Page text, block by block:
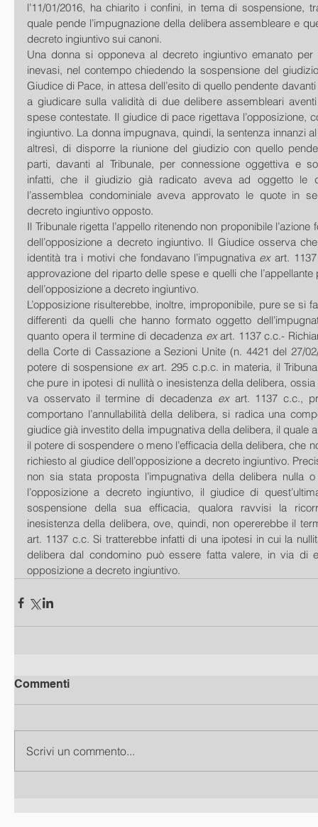
l’11/01/2016, ha chiarito i confini, in tema di sospensione,
quale pende l’impugnazione della delibera assembleare e
decreto ingiuntivo sui canoni.
Una donna si opponeva al decreto ingiuntivo emanato
inevasi, nel contempo chiedendo la sospensione del
Giudice di Pace, in attesa dell’esito di quello pendente
a giudicare sulla validità di due delibere assembleari
spese contestate. Il giudice di pace rigettava l’opposizione,
ingiuntivo. La donna impugnava, quindi, la sentenza innanzi
altresì, di disporre la riunione del giudizio con quello
parti, davanti al Tribunale, per connessione oggettiva e
infatti, che il giudizio già radicato aveva ad oggetto le
l’assemblea condominiale aveva approvato le quote in
decreto ingiuntivo opposto.
Il Tribunale rigetta l’appello ritenendo non proponibile
dell’opposizione a decreto ingiuntivo. Il Giudice osserva
identità tra i motivi che fondavano l’impugnativa ex art.
approvazione del riparto delle spese e quelli che
dell’opposizione a decreto ingiuntivo.
L’opposizione risulterebbe, inoltre, improponibile, pure se si
differenti da quelli che hanno formato oggetto
quanto opera il termine di decadenza ex art. 1137 c.c.-
della Corte di Cassazione a Sezioni Unite (n. 4421 del 27/
potere di sospensione ex art. 295 c.p.c. in materia, il
che pure in ipotesi di nullità o inesistenza della delibera,
va osservato il termine di decadenza ex art. 1137 c.c.,
comportano l’annullabilità della delibera, si radica una
giudice già investito della impugnativa della delibera, il quale
il potere di sospendere o meno l’efficacia della delibera, che
richiesto al giudice dell’opposizione a decreto ingiuntivo.
non sia stata proposta l’impugnativa della delibera nulla
l’opposizione a decreto ingiuntivo, il giudice di
sospensione della sua efficacia, qualora ravvisi la
inesistenza della delibera, ove, quindi, non opererebbe il
art. 1137 c.c. Si tratterebbe infatti di una ipotesi in cui la
delibera dal condomino può essere fatta valere, in via di
opposizione a decreto ingiuntivo.
Commenti
Scrivi un commento...